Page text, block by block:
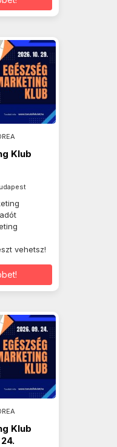
Klub
vehetsz!
Klub